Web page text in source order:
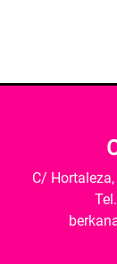
C/